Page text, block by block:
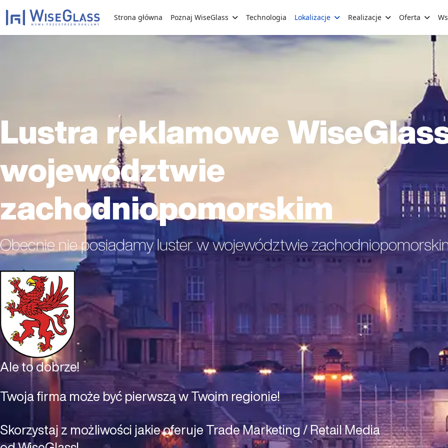
Strona główna Poznaj WiseGlass Technologia Lokalizacje Realizacje Oferta
Lustra reklamowe
województwie
zachodniopomorskim
Obecnie nie posiadamy luster w województwie
Ale to dobrze!
Twoja firma może być pierwszą w Twoim regionie!
Skorzystaj z możliwości jakie oferuje Trade Marketing / Retail Media